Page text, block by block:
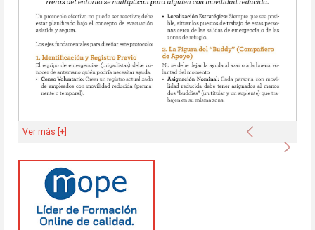
Anterior
Ver más [+]